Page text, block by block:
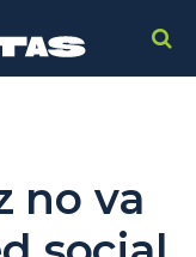
no va